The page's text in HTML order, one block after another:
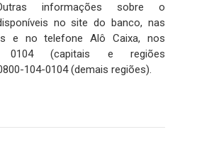
informações sobre o
no site do banco, nas
e no telefone Alô Caixa, nos
0104 (capitais e regiões
104-0104 (demais regiões).